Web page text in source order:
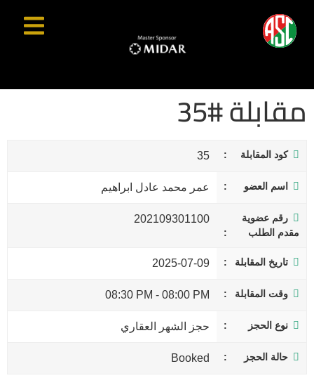
مقابلة #35
كود المقابلة 35
اسم العضو عمر محمد عادل ابراهيم
رقم عضوية
مقدم الطلب
202109301100
تاريخ المقابلة 2025-07-09
وقت المقابلة 08:00 PM
-
08:30 PM
نوع الحجز حجز الشهر العقاري
حالة الحجز Booked